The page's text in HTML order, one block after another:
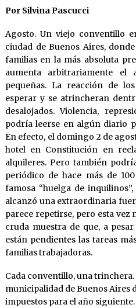
Por Silvina Pascucci
Agosto. Un viejo conventillo
ciudad de Buenos Aires,
familias en la más absoluta
aumenta arbitrariamente el
pequeñas. La reacción de
esperar y se atrincheran
desalojados. Violencia,
podría leerse en algún diario
En efecto, el domingo 2 de
hotel en Constitución en
alquileres. Pero también
periódico de hace más de
famosa “huelga de
alcanzó una extraordinaria
parece repetirse, pero esta
cruda muestra de que, a
están pendientes las tareas
familias trabajadoras.
Cada conventillo, una trinchera.
municipalidad de Buenos Aires
impuestos para el año